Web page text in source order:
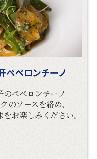
ペペロンチーノ
ペペロンチーノ
のソースを絡め、
お楽しみください。